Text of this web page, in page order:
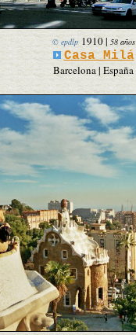
© epdlp 1910| 58 años
Casa Milá
Barcelona | España